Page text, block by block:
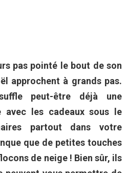
pas pointé le bout de son
approchent à grands pas.
peut-être déjà une
avec les cadeaux sous le
partout dans votre
que de petites touches
de neige ! Bien sûr, ils